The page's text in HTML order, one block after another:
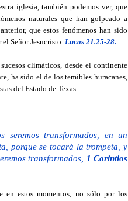
iglesia, también podemos ver, que
naturales que han golpeado a
que estos fenómenos han sido
Señor Jesucristo. Lucas 21.25-28.
climáticos, desde el continente
ha sido el de los temibles huracanes,
del Estado de Texas.
transformados, en un
porque se tocará la trompeta, y
transformados, 1 Corintios
en estos momentos, no sólo por los